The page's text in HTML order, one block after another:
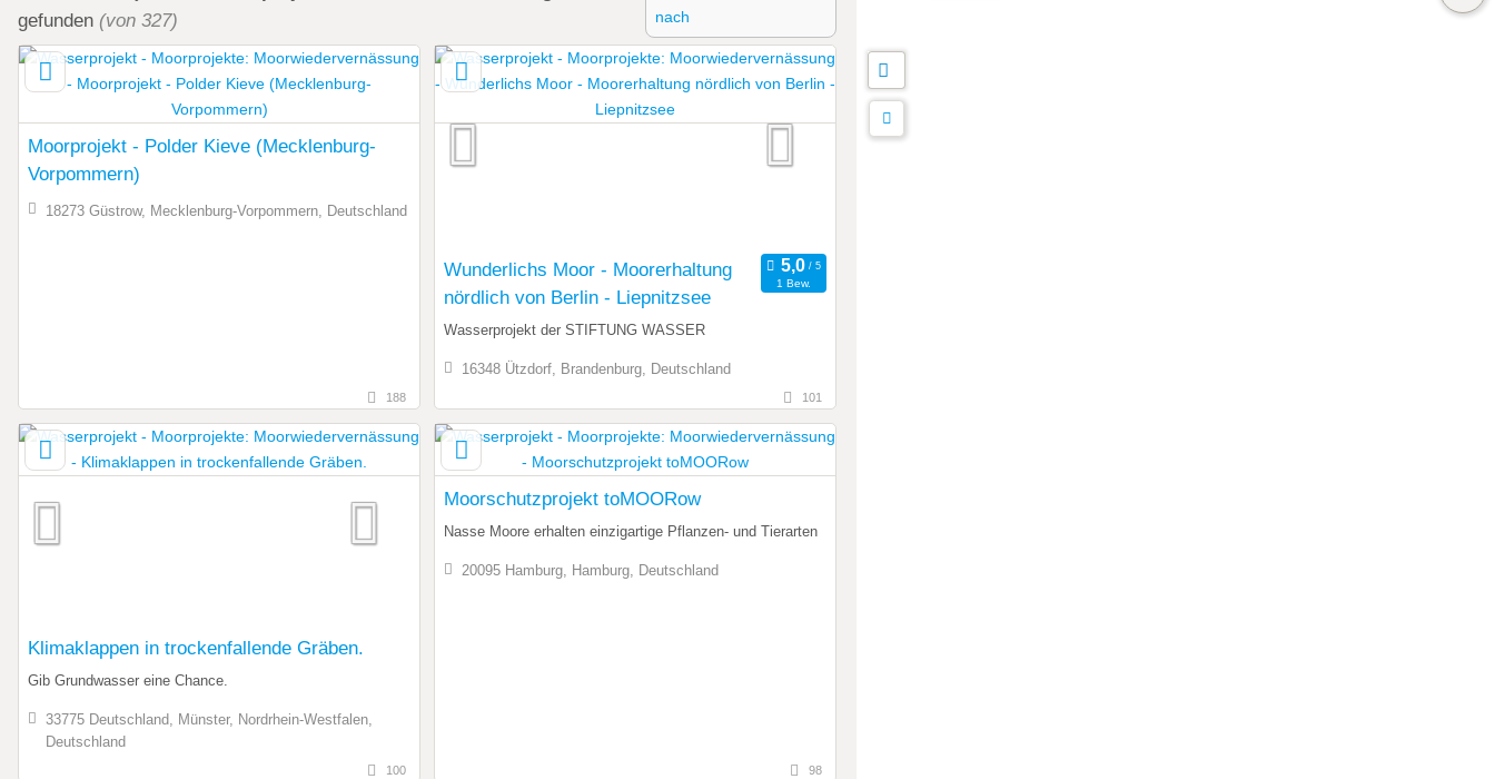
gefunden (von 327)
nach
Moorprojekt - Polder Kieve (Mecklenburg-
Vorpommern)
18273 Güstrow, Mecklenburg-Vorpommern, Deutschland
188
Wunderlichs Moor - Moorerhaltung
nördlich von Berlin - Liepnitzsee
1 Bew.
Wasserprojekt der STIFTUNG WASSER
16348 Ützdorf, Brandenburg, Deutschland
101
Klimaklappen in trockenfallende Gräben.
Gib Grundwasser eine Chance.
33775 Deutschland, Münster, Nordrhein-Westfalen,
Deutschland
100
Moorschutzprojekt toMOORow
Nasse Moore erhalten einzigartige Pflanzen- und Tierarten
20095 Hamburg, Hamburg, Deutschland
98